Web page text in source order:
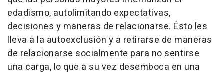
edadismo, autolimitando expectativas,
decisiones y maneras de relacionarse. Ésto les
lleva a la autoexclusión y a retirarse de maneras
de relacionarse socialmente para no sentirse
una carga, lo que a su vez desemboca en una